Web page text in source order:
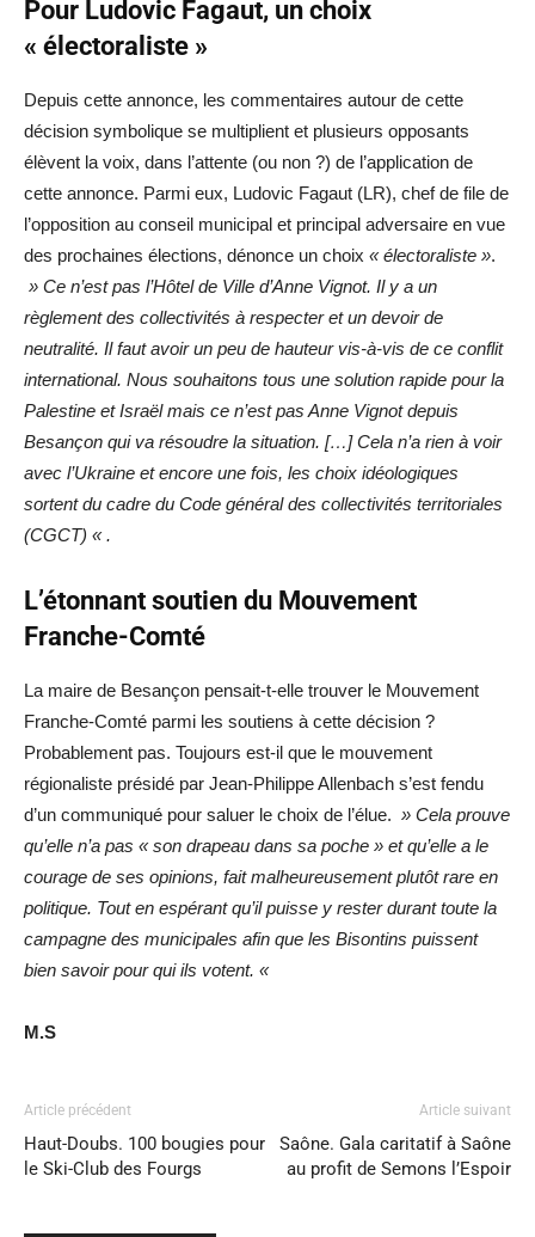
Pour Ludovic Fagaut, un choix
« électoraliste »
Depuis cette annonce, les commentaires autour de cette
décision symbolique se multiplient et plusieurs opposants
élèvent la voix, dans l’attente (ou non ?) de l’application de
cette annonce. Parmi eux, Ludovic Fagaut (LR), chef de file de
l’opposition au conseil municipal et principal adversaire en vue
des prochaines élections, dénonce un choix « électoraliste ».
» Ce n’est pas l’Hôtel de Ville d’Anne Vignot. Il y a un
règlement des collectivités à respecter et un devoir de
neutralité. Il faut avoir un peu de hauteur vis-à-vis de ce conflit
international. Nous souhaitons tous une solution rapide pour la
Palestine et Israël mais ce n’est pas Anne Vignot depuis
Besançon qui va résoudre la situation. […] Cela n’a rien à voir
avec l’Ukraine et encore une fois, les choix idéologiques
sortent du cadre du Code général des collectivités territoriales
(CGCT) « .
L’étonnant soutien du Mouvement
Franche-Comté
La maire de Besançon pensait-t-elle trouver le Mouvement
Franche-Comté parmi les soutiens à cette décision ?
Probablement pas. Toujours est-il que le mouvement
régionaliste présidé par Jean-Philippe Allenbach s’est fendu
d’un communiqué pour saluer le choix de l’élue. » Cela prouve
qu’elle n’a pas « son drapeau dans sa poche » et qu’elle a le
courage de ses opinions, fait malheureusement plutôt rare en
politique. Tout en espérant qu’il puisse y rester durant toute la
campagne des municipales afin que les Bisontins puissent
bien savoir pour qui ils votent. «
M.S
Article précédent
Haut-Doubs. 100 bougies pour
le Ski-Club des Fourgs
Article suivant
Saône. Gala caritatif à Saône
au profit de Semons l’Espoir